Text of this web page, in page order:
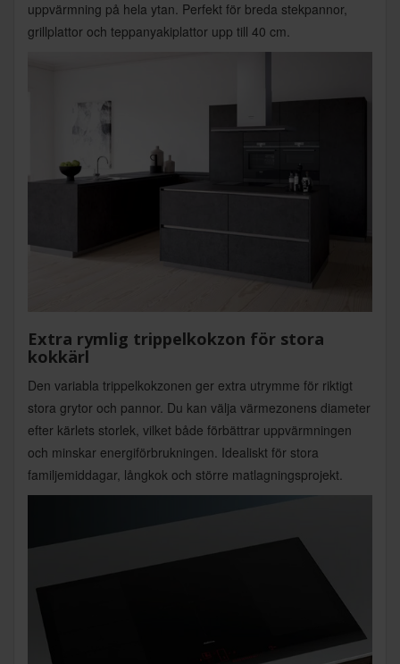
uppvärmning på hela ytan. Perfekt för breda stekpannor,
grillplattor och teppanyakiplattor upp till 40 cm.
Extra rymlig trippelkokzon för stora
kokkärl
Den variabla trippelkokzonen ger extra utrymme för riktigt
stora grytor och pannor. Du kan välja värmezonens diameter
efter kärlets storlek, vilket både förbättrar uppvärmningen
och minskar energiförbrukningen. Idealiskt för stora
familjemiddagar, långkok och större matlagningsprojekt.